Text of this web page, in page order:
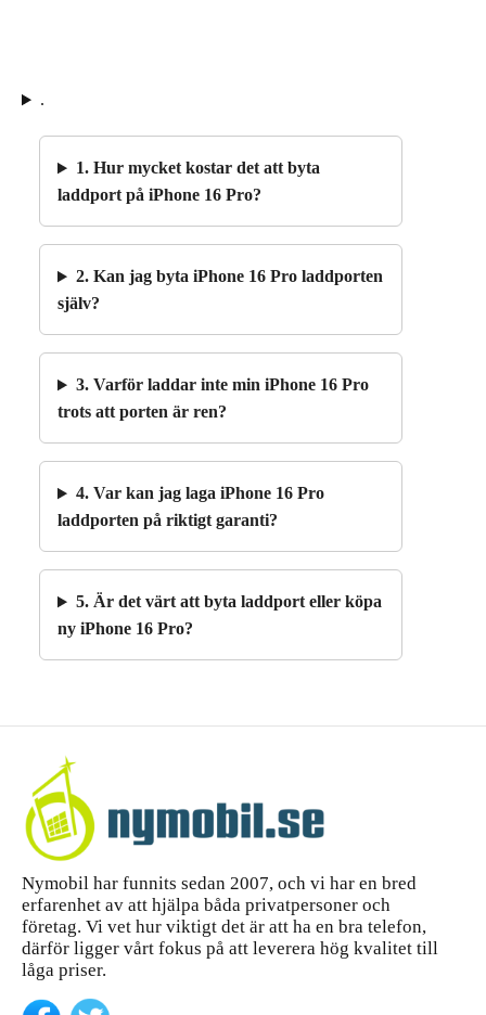
.
1. Hur mycket kostar det att byta
laddport på iPhone 16 Pro?
2. Kan jag byta iPhone 16 Pro laddporten
själv?
3. Varför laddar inte min iPhone 16 Pro
trots att porten är ren?
4. Var kan jag laga iPhone 16 Pro
laddporten på riktigt garanti?
5. Är det värt att byta laddport eller köpa
ny iPhone 16 Pro?
Nymobil har funnits sedan 2007, och vi har en bred
erfarenhet av att hjälpa båda privatpersoner och
företag. Vi vet hur viktigt det är att ha en bra telefon,
därför ligger vårt fokus på att leverera hög kvalitet till
låga priser.